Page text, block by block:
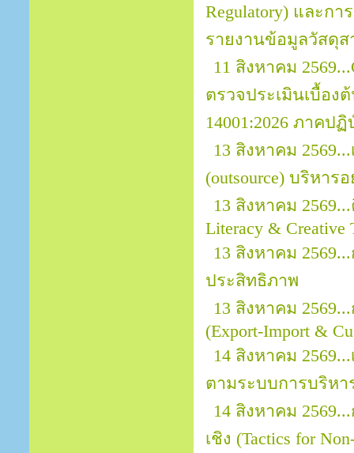
Regulatory) และก
รายงานข้อมูลวัสดุ
11 สิงหาคม
ตรวจประเมินเบื้อง
14001:2026 ภาคป
13 สิงหาคม
(outsource) บริหาร
13 สิงหาคม
Literacy & Creative
13 สิงหาคม
ประสิทธิภาพ
13 สิงหาคม
(Export-Import &
14 สิงหาคม
ตามระบบการบริหา
14 สิงหาคม
เชิง (Tactics for